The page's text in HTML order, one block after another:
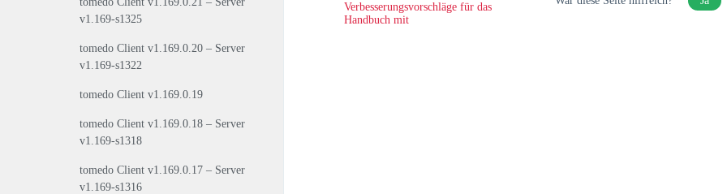
v1.169-s1325
tomedo Client v1.169.0.20 – Server
v1.169-s1322
tomedo Client v1.169.0.19
tomedo Client v1.169.0.18 – Server
v1.169-s1318
tomedo Client v1.169.0.17 – Server
v1.169-s1316
Verbesserungsvorschläge für das
Handbuch mit